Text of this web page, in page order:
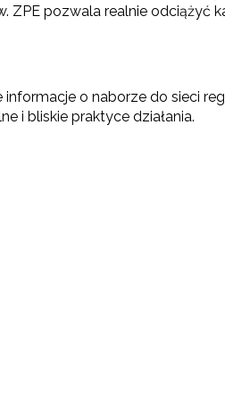
ZPE pozwala realnie odciążyć
o naborze do sieci
i bliskie praktyce działania.